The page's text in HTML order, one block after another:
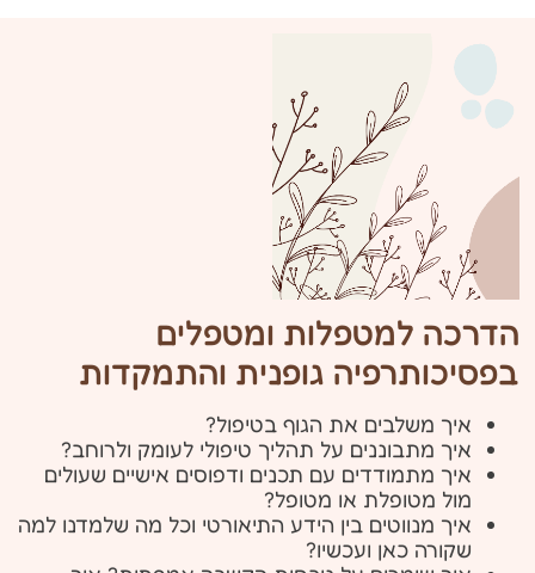
הדרכה למטפלות ומטפלים
בפסיכותרפיה גופנית והתמקדות
איך משלבים את הגוף בטיפול?
איך מתבוננים על תהליך טיפולי לעומק ולרוחב?
איך מתמודדים עם תכנים ודפוסים אישיים שעולים
מול מטופלת או מטופל?
איך מנווטים בין הידע התיאורטי וכל מה שלמדנו למה
שקורה כאן ועכשיו?